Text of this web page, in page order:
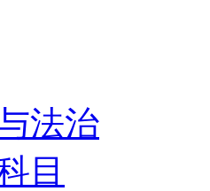
法治
目